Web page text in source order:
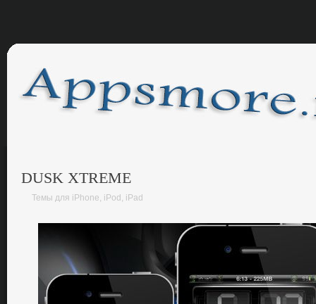
DUSK XTREME
Темы для iPhone, iPod, iPad